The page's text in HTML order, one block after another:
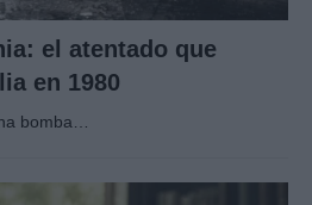
el atentado que
en 1980
bomba…